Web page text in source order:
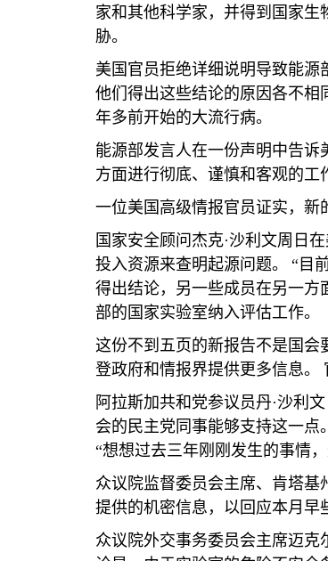
家和其他科学家，并得到国家
胁。
美国官员拒绝详细说明导致能源
他们得出这些结论的原因各不相
年多前开始的大流行病。
能源部发言人在一份声明中告诉
方面进行彻底、谨慎和客观的工
一位美国高级情报官员证实，新
国家安全顾问杰克·沙利文周日
投入资源来查明起源问题。
“目
得出结论，另一些成员在另一方
部的国家实验室纳入评估工作。
这份不到五页的新报告不是国会
登政府和情报界提供更多信息。
阿拉斯加共和党参议员丹·沙利文
会的民主党同事能够支持这一点。
“想想过去三年刚刚发生的事情
众议院监督委员会主席、肯塔基
提供的机密信息，以回应本月早
众议院外交事务委员会主席迈克